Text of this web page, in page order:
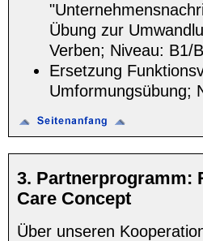
Übung zur
Verben; Niveau: B1/
Ersetzung
Umformungsübung;
3. Partnerprogramm:
Care Concept
Über unseren